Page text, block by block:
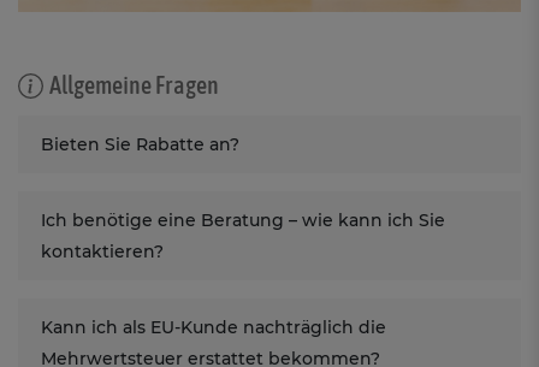
Allgemeine Fragen
Bieten Sie Rabatte an?
Ich benötige eine Beratung – wie kann ich Sie
kontaktieren?
Kann ich als EU-Kunde nachträglich die
Mehrwertsteuer erstattet bekommen?